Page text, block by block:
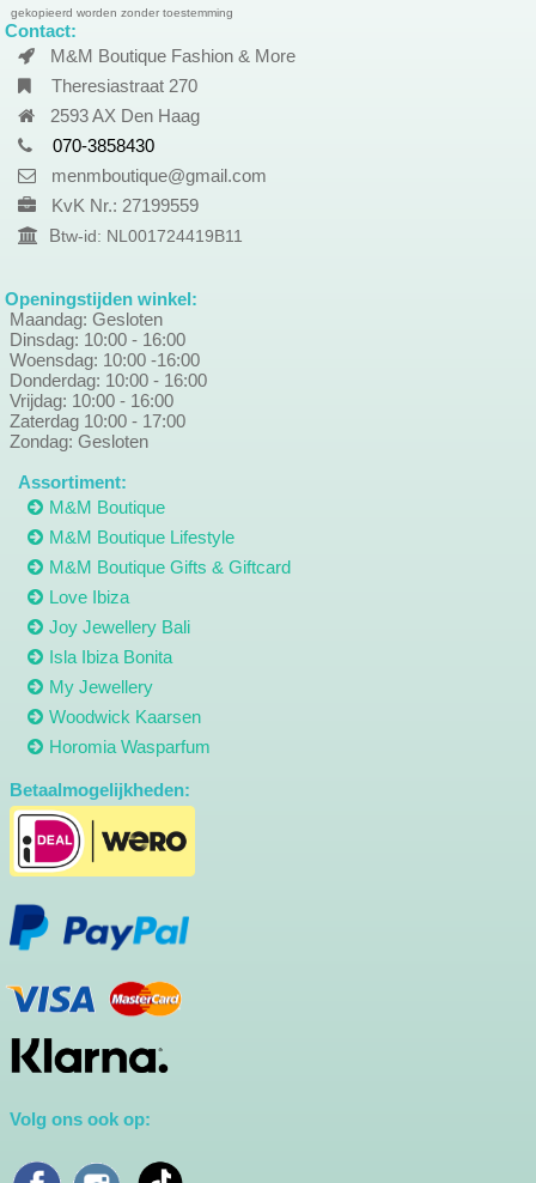
gekopieerd worden zonder toestemming
Contact:
M&M Boutique Fashion & More
Theresiastraat 270
2593 AX Den Haag
070-3858430
menmboutique@gmail.com
KvK Nr.: 27199559
Btw-id: NL001724419B11
Openingstijden winkel:
Maandag: Gesloten
Dinsdag: 10:00 - 16:00
Woensdag: 10:00 -16:00
Donderdag: 10:00 - 16:00
Vrijdag: 10:00 - 16:00
Zaterdag 10:00 - 17:00
Zondag: Gesloten
Assortiment:
M&M Boutique
M&M Boutique Lifestyle
M&M Boutique Gifts & Giftcard
Love Ibiza
Joy Jewellery Bali
Isla Ibiza Bonita
My Jewellery
Woodwick Kaarsen
Horomia Wasparfum
Betaalmogelijkheden:
Volg ons ook op: